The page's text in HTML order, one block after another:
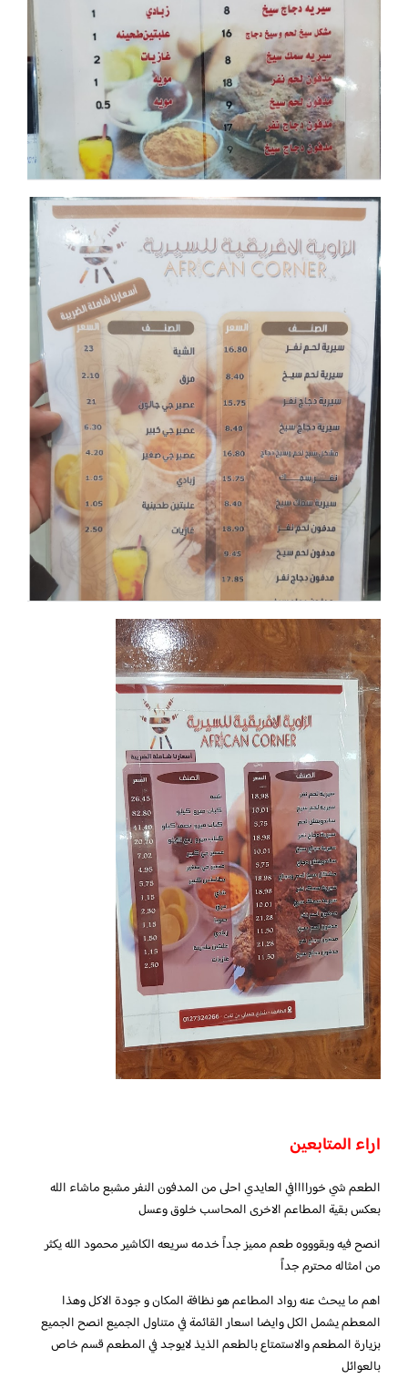
اراء المتابعين
الطعم شي خوراااافي العايدي احلى من المدفون النفر مشبع ماشاء الله
بعكس بقية المطاعم الاخرى المحاسب خلوق وعسل
انصح فيه وبقوووه طعم مميز جداً خدمه سريعه الكاشير محمود الله يكثر
من امثاله محترم جداً
اهم ما يبحث عنه رواد المطاعم هو نظافة المكان و جودة الاكل وهذا
المعطم يشمل الكل وايضا اسعار القائمة في متناول الجميع انصح الجميع
بزيارة المطعم والاستمتاع بالطعم الذيذ لايوجد في المطعم قسم خاص
بالعوائل